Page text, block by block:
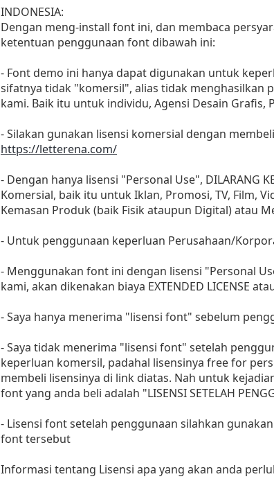
INDONESIA:
Dengan meng-install font ini, dan membaca
ketentuan penggunaan font dibawah ini:
- Font demo ini hanya dapat digunakan untuk
sifatnya tidak "komersil", alias tidak
kami. Baik itu untuk individu, Agensi Desain
- Silakan gunakan lisensi komersial dengan
https://letterena.com/
- Dengan hanya lisensi "Personal Use",
Komersial, baik itu untuk Iklan, Promosi, TV, Film,
Kemasan Produk (baik Fisik ataupun Digital) atau
- Untuk penggunaan keperluan Perusahaan/
- Menggunakan font ini dengan lisensi "Personal
kami, akan dikenakan biaya EXTENDED LICENSE
- Saya hanya menerima "lisensi font" sebelum
- Saya tidak menerima "lisensi font" setelah
keperluan komersil, padahal lisensinya free for
membeli lisensinya di link diatas. Nah untuk
font yang anda beli adalah "LISENSI SETELAH
- Lisensi font setelah penggunaan silahkan
font tersebut
Informasi tentang Lisensi apa yang akan anda